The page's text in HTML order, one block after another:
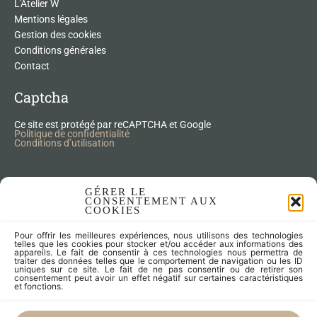
GÉRER LE
CONSENTEMENT AUX
COOKIES
Pour offrir les meilleures expériences, nous utilisons des technologies
telles que les cookies pour stocker et/ou accéder aux informations des
appareils. Le fait de consentir à ces technologies nous permettra de
traiter des données telles que le comportement de navigation ou les ID
uniques sur ce site. Le fait de ne pas consentir ou de retirer son
consentement peut avoir un effet négatif sur certaines caractéristiques
et fonctions.
L'Atelier W
Mentions légales
Gestion des cookies
Conditions générales
Contact
Captcha
Ce site est protégé par reCAPTCHA et Google
Politique de confidentialité
Conditions d’utilisation
Nos Produits Upcycling
Articles zéro déchet
Fleurs séchées
Lampes
Meubles